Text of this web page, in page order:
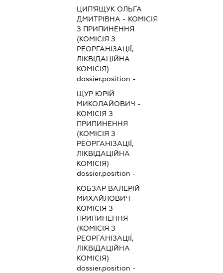
ЦИП'ЯЩУК ОЛЬГА
ДМИТРІВНА - КОМІСІЯ
З ПРИПИНЕННЯ
(КОМІСІЯ З
РЕОРГАНІЗАЦІЇ,
ЛІКВІДАЦІЙНА
КОМІСІЯ)
dossier.position -
ЩУР ЮРІЙ
МИКОЛАЙОВИЧ -
КОМІСІЯ З
ПРИПИНЕННЯ
(КОМІСІЯ З
РЕОРГАНІЗАЦІЇ,
ЛІКВІДАЦІЙНА
КОМІСІЯ)
dossier.position -
КОБЗАР ВАЛЕРІЙ
МИХАЙЛОВИЧ -
КОМІСІЯ З
ПРИПИНЕННЯ
(КОМІСІЯ З
РЕОРГАНІЗАЦІЇ,
ЛІКВІДАЦІЙНА
КОМІСІЯ)
dossier.position -